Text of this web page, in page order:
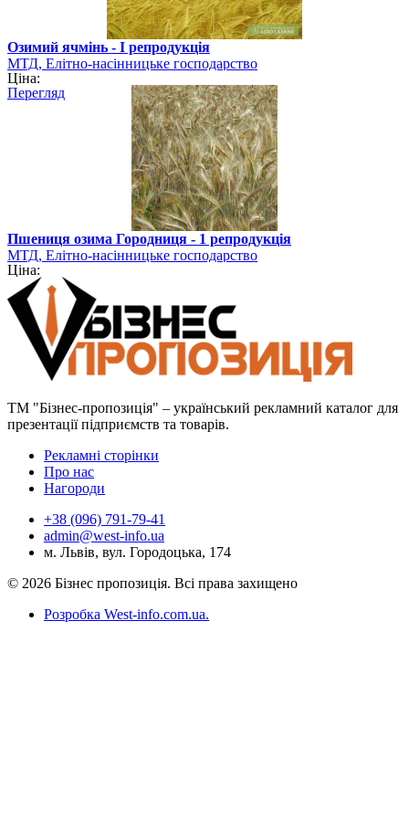
Озимий ячмінь - І репродукція
МТД, Елітно-насінницьке господарство
Ціна:
Перегляд
Пшениця озима Городниця - 1 репродукція
МТД, Елітно-насінницьке господарство
Ціна:
ТМ "Бізнес-пропозиція" – український рекламний каталог для
презентації підприємств та товарів.
Рекламні сторінки
Про нас
Нагороди
+38 (096) 791-79-41
admin@west-info.ua
м. Львів, вул. Городоцька, 174
© 2026 Бізнес пропозиція. Всі права захищено
Розробка West-info.com.ua.